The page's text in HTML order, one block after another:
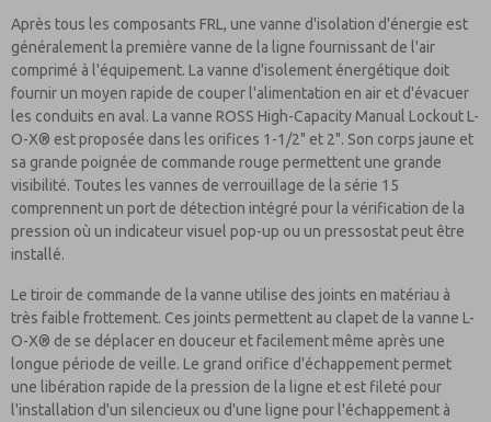
Après tous les composants FRL, une vanne d'isolation d'énergie est
généralement la première vanne de la ligne fournissant de l'air
comprimé à l'équipement. La vanne d'isolement énergétique doit
fournir un moyen rapide de couper l'alimentation en air et d'évacuer
les conduits en aval. La vanne ROSS High-Capacity Manual Lockout L-
O-X® est proposée dans les orifices 1-1/2" et 2". Son corps jaune et
sa grande poignée de commande rouge permettent une grande
visibilité. Toutes les vannes de verrouillage de la série 15
comprennent un port de détection intégré pour la vérification de la
pression où un indicateur visuel pop-up ou un pressostat peut être
installé.
Le tiroir de commande de la vanne utilise des joints en matériau à
très faible frottement. Ces joints permettent au clapet de la vanne L-
O-X® de se déplacer en douceur et facilement même après une
longue période de veille. Le grand orifice d'échappement permet
une libération rapide de la pression de la ligne et est fileté pour
l'installation d'un silencieux ou d'une ligne pour l'échappement à